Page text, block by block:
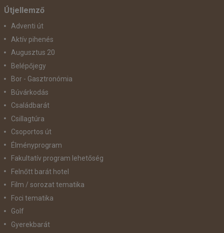
Útjellemző
Adventi út
Aktív pihenés
Augusztus 20
Belépőjegy
Bor - Gasztronómia
Búvárkodás
Családbarát
Csillagtúra
Csoportos út
Élményprogram
Fakultatív program lehetőség
Felnőtt barát hotel
Film / sorozat tematika
Foci tematika
Golf
Gyerekbarát